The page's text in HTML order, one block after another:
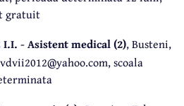
gratuit
I.I. - Asistent medical (2), Busteni,
scoala